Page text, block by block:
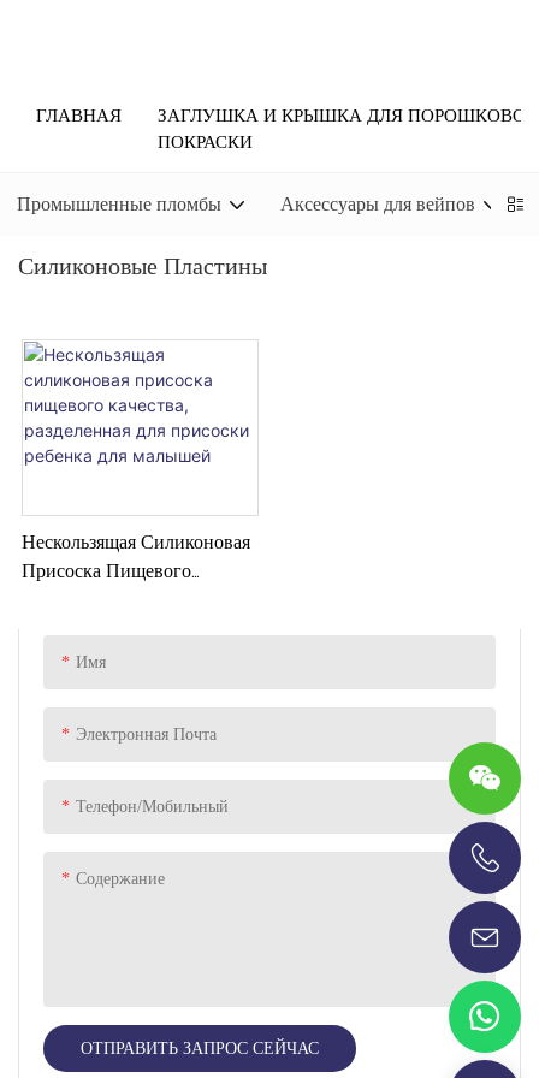
ГЛАВНАЯ
ЗАГЛУШКА И КРЫШКА ДЛЯ ПОРОШКОВОЙ
ПОКРАСКИ
Промышленные пломбы Аксессуары для вейпов
Силиконовые Пластины
Имя
Электронная Почта
Телефон/Мобильный
Содержание
ОТПРАВИТЬ ЗАПРОС СЕЙЧАС
Нескользящая Силиконовая
Присоска Пищевого
Малышей